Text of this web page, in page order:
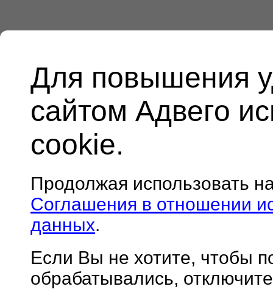
Для повышения
сайтом Адвего
cookie.
Продолжая использовать
Соглашения в отношении
данных.
Если Вы не хотите, чтобы
обрабатывались,